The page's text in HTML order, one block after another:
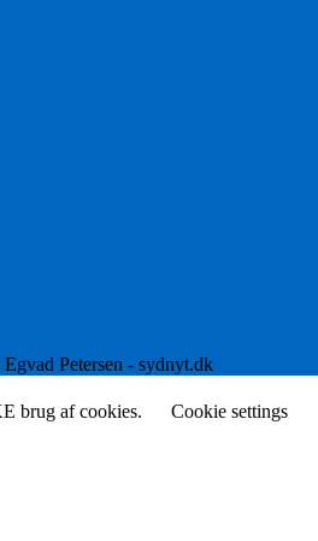
Petersen - sydnyt.dk
brug af cookies. Cookie settings